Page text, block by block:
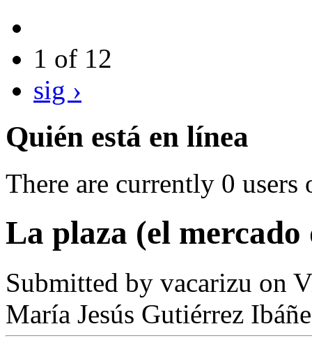
1 of 12
sig ›
Quién está en línea
There are currently 0 users
La plaza (el mercado
Submitted by vacarizu on
María Jesús Gutiérrez